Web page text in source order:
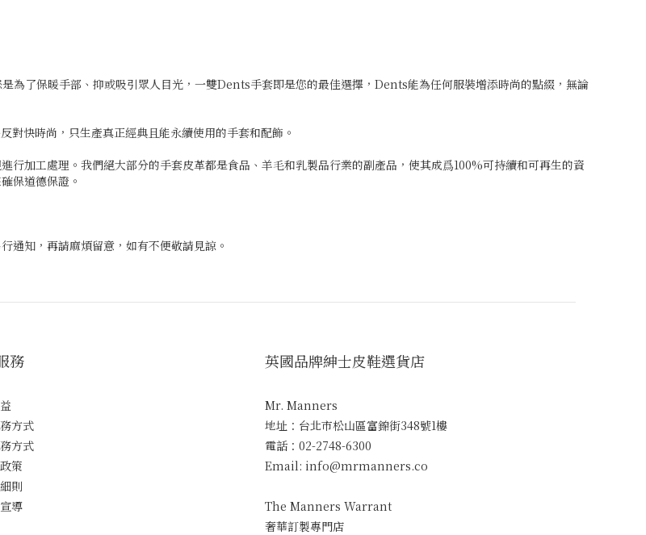
為了保暖手部、抑或吸引眾人目光，一雙Dents手套即是您的最佳選擇，Dents能為任何服裝增添時尚的點綴，無論
快時尚，只生產真正經典且能永續使用的手套和配飾。
行加工處理。我們絕大部分的手套皮革都是食品、羊毛和乳製品行業的副產品，使其成爲100%可持續和可再生的資
保道德保證。
通知，再請麻煩留意，如有不便敬請見諒。
務
方式
方式
策
則
導
英國品牌紳士皮鞋選貨店
Mr. Manners
地址：台北市松山區富錦街348號1樓
電話：02-2748-6300
Email: info@mrmanners.co
The Manners Warrant
奢華訂製專門店